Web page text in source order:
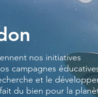
nos initiatives
campagnes
et le
du bien pour la